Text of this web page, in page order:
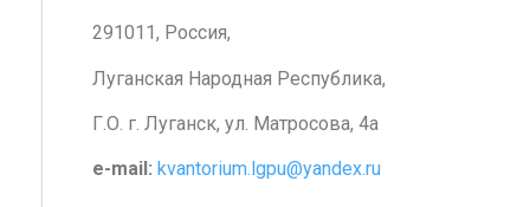
291011, Россия,
Луганская Народная Республика,
Г.О. г. Луганск, ул. Матросова, 4а
e-mail: kvantorium.lgpu@yandex.ru